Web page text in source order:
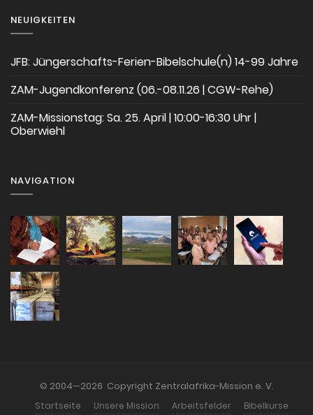
NEUIGKEITEN
JFB: Jüngerschafts-Ferien-Bibelschule(n) 14-99 Jahre
ZAM-Jugendkonferenz (06.-08.11.26 | CGW-Rehe)
ZAM-Missionstag: Sa. 25. April | 10:00-16:30 Uhr |
Oberwiehl
NAVIGATION
© 2004—2026 Copyright Zentralafrika-Mission e. V.
Startseite Unsere Mission Arbeitsfelder Bibelkurse